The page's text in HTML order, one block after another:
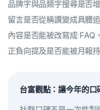
品牌字與品類字搜尋是否
留言是否從稱讚變成具體
內容是否能被改寫成 FAQ
正負向提及是否能被月報
台富觀點：讓今年的